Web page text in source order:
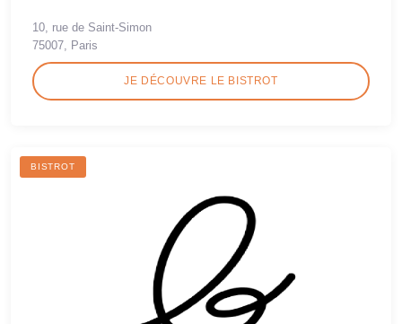
10, rue de Saint-Simon
75007, Paris
JE DÉCOUVRE LE BISTROT
BISTROT